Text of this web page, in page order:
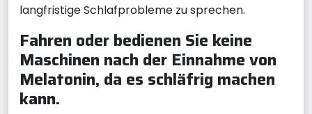
langfristige Schlafprobleme zu sprechen.
Fahren oder bedienen Sie keine
Maschinen nach der Einnahme von
Melatonin, da es schläfrig machen
kann.